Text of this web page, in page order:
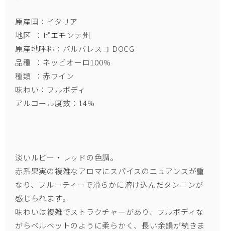
原産国：イタリア
地区 ：ピエモンテ州
原産地呼称：バルバレスコ DOCG
品種 ：ネッビオーロ100%
種類 ：赤ワイン
味わい：フルボディ
アルコール度数：14%
淡いルビー・レッドの色調。
赤系果実の複雑なアロマにスパイスのニュアンスが重
なり、フルーティーで滑らかに溶け込んだタンニンが
感じられます。
味わいは複雑でストラクチャーがあり、フルボディな
がらベルベットのように柔らかく、長い余韻が続きま